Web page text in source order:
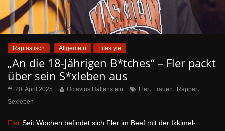
Raptastisch Allgemein Lifestyle
„An die 18-Jährigen B*tches“ – Fler packt
über sein S*xleben aus
20. April 2025 Octavius Hallenstein Fler, Frauen, Rapper,
Sexleben
Fler Seit Wochen befindet sich Fler im Beef mit der Ikkimel-